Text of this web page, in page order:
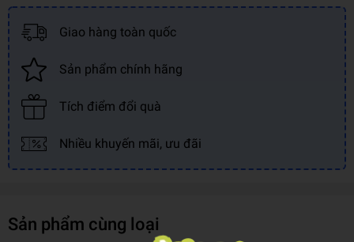
Giao hàng toàn quốc
Sản phẩm chính hãng
Tích điểm đổi quà
Nhiều khuyến mãi, ưu đãi
Sản phẩm cùng loại